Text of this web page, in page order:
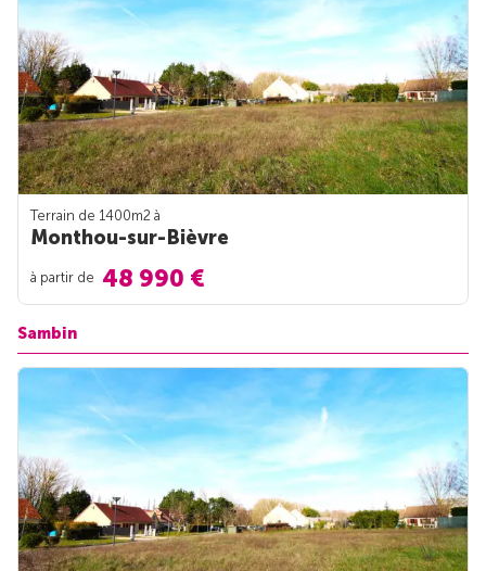
Terrain de 1400m2 à
Monthou-sur-Bièvre
à partir de 48 990 €
Sambin